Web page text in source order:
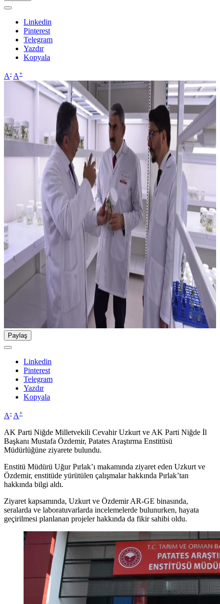
Linkedin
Pinterest
Telegram
Yazdır
Kopyala
A- A+
Paylaş
Linkedin
Pinterest
Telegram
Yazdır
Kopyala
A- A+
AK Parti Niğde Milletvekili Cevahir Uzkurt ve AK Parti Niğde İl
Başkanı Mustafa Özdemir, Patates Araştırma Enstitüsü
Müdürlüğüne ziyarete bulundu.
Enstitü Müdürü Uğur Pırlak’ı makamında ziyaret eden Uzkurt ve
Özdemir, enstitüde yürütülen çalışmalar hakkında Pırlak’tan
hakkında bilgi aldı.
Ziyaret kapsamında, Uzkurt ve Özdemir AR-GE binasında,
seralarda ve laboratuvarlarda incelemelerde bulunurken, hayata
geçirilmesi planlanan projeler hakkında da fikir sahibi oldu.